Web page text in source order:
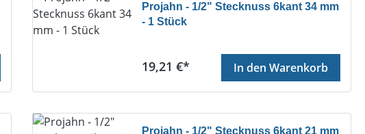
Projahn - 1/2" Stecknuss 6kant 34 mm
- 1 Stück
Regulärer Preis:
19,21 €* In den Warenkorb
Projahn - 1/2" Stecknuss 6kant 21 mm